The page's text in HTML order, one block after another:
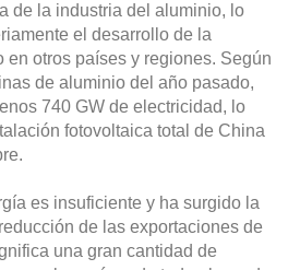
de la industria del aluminio, lo
el desarrollo de la
en otros países y regiones. Según
de aluminio del año pasado,
740 GW de electricidad, lo
fotovoltaica total de China
es insuficiente y ha surgido la
de las exportaciones de
una gran cantidad de